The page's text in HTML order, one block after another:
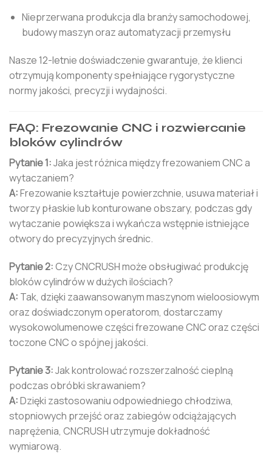
Nieprzerwana produkcja dla branży samochodowej,
budowy maszyn oraz automatyzacji przemysłu
Nasze 12-letnie doświadczenie gwarantuje, że klienci
otrzymują komponenty spełniające rygorystyczne
normy jakości, precyzji i wydajności.
FAQ: Frezowanie CNC i rozwiercanie
bloków cylindrów
Pytanie 1:Jaka jest różnica między frezowaniem CNC a
wytaczaniem?
A:Frezowanie kształtuje powierzchnie, usuwa materiał i
tworzy płaskie lub konturowane obszary, podczas gdy
wytaczanie powiększa i wykańcza wstępnie istniejące
otwory do precyzyjnych średnic.
Pytanie 2:Czy CNCRUSH może obsługiwać produkcję
bloków cylindrów w dużych ilościach?
A: Tak, dzięki zaawansowanym maszynom wieloosiowym
oraz doświadczonym operatorom, dostarczamy
wysokowolumenowe części frezowane CNC oraz części
toczone CNC o spójnej jakości.
Pytanie 3:Jak kontrolować rozszerzalność cieplną
podczas obróbki skrawaniem?
A:Dzięki zastosowaniu odpowiedniego chłodziwa,
stopniowych przejść oraz zabiegów odciążających
naprężenia, CNCRUSH utrzymuje dokładność
wymiarową.